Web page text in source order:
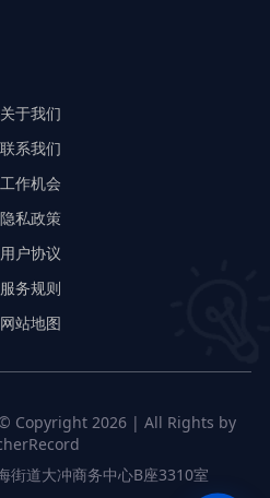
关于我们
联系我们
工作机会
隐私政策
用户协议
服务规则
网站地图
© Copyright 2026 | All Rights by
街道大冲商务中心B座3310室